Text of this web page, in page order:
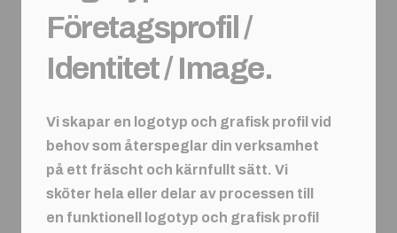
Företagsprofil /
Identitet / Image.
Vi skapar en logotyp och grafisk profil vid
behov som återspeglar din verksamhet
på ett fräscht och kärnfullt sätt. Vi
sköter hela eller delar av processen till
en funktionell logotyp och grafisk profil